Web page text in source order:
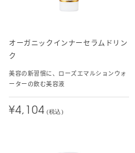
オーガニックインナーセラムドリン
ク
美容の新習慣に、ローズエマルションウォ
ーターの飲む美容液
¥4,104 (税込)